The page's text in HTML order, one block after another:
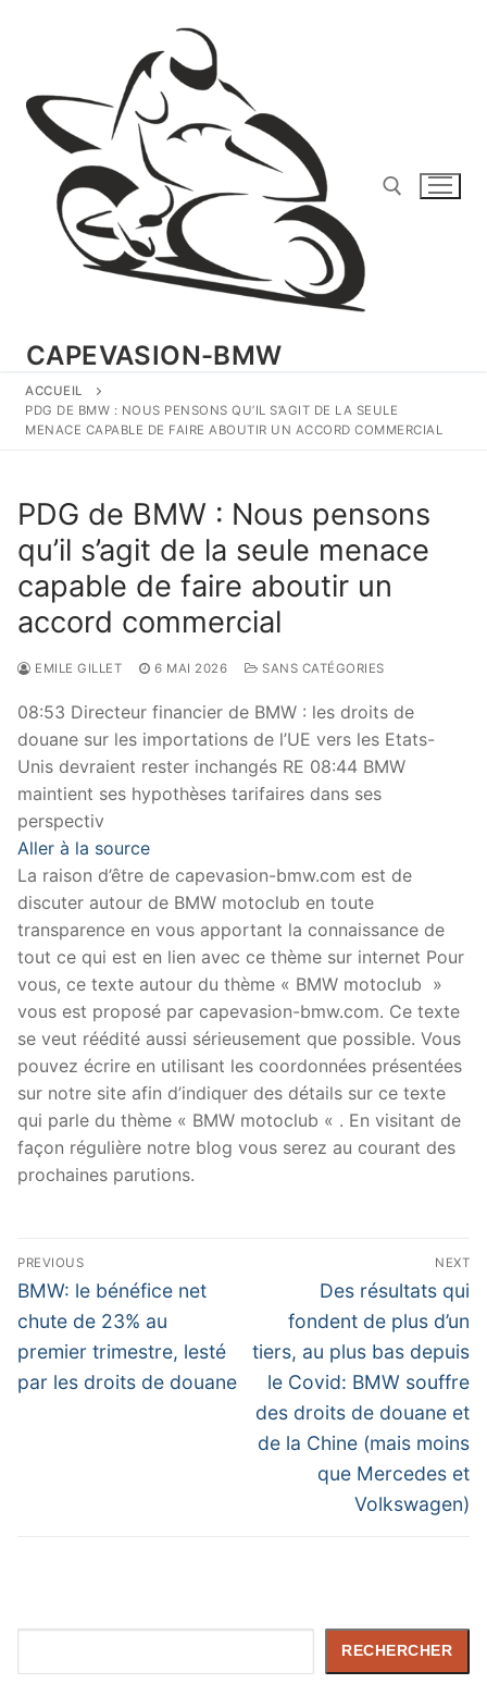
CAPEVASION-BMW
ACCUEIL
PDG DE BMW : NOUS PENSONS QU’IL S’AGIT DE LA SEULE
MENACE CAPABLE DE FAIRE ABOUTIR UN ACCORD COMMERCIAL
PDG de BMW : Nous pensons
qu’il s’agit de la seule menace
capable de faire aboutir un
accord commercial
EMILE GILLET 6 MAI 2026 SANS CATÉGORIES
08:53 Directeur financier de BMW : les droits de
douane sur les importations de l’UE vers les Etats-
Unis devraient rester inchangés RE 08:44 BMW
maintient ses hypothèses tarifaires dans ses
perspectiv
Aller à la source
La raison d’être de capevasion-bmw.com est de
discuter autour de BMW motoclub en toute
transparence en vous apportant la connaissance de
tout ce qui est en lien avec ce thème sur internet Pour
vous, ce texte autour du thème « BMW motoclub »
vous est proposé par capevasion-bmw.com. Ce texte
se veut réédité aussi sérieusement que possible. Vous
pouvez écrire en utilisant les coordonnées présentées
sur notre site afin d’indiquer des détails sur ce texte
qui parle du thème « BMW motoclub « . En visitant de
façon régulière notre blog vous serez au courant des
prochaines parutions.
Navigation
de
l’article
PREVIOUS
Previous
post:
BMW: le bénéfice net
chute de 23% au
premier trimestre, lesté
par les droits de douane
NEXT
Next
post:
Des résultats qui
fondent de plus d’un
tiers, au plus bas depuis
le Covid: BMW souffre
des droits de douane et
de la Chine (mais moins
que Mercedes et
Volkswagen)
RECHERCHER